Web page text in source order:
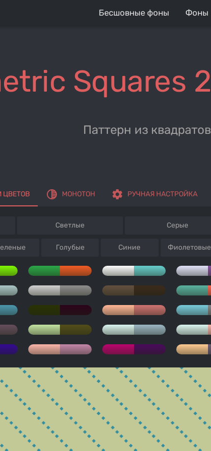
Бесшовные фоны Фоны
Squares 2
Паттерн из квадратов
ЦВЕТОВ tonality МОНОТОН settings РУЧНАЯ НАСТРОЙКА
Светлые Серые
Голубые Синие Фиолетовые